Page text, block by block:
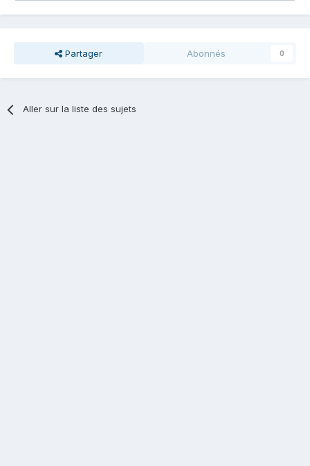
Partager Abonnés 0
Aller sur la liste des sujets